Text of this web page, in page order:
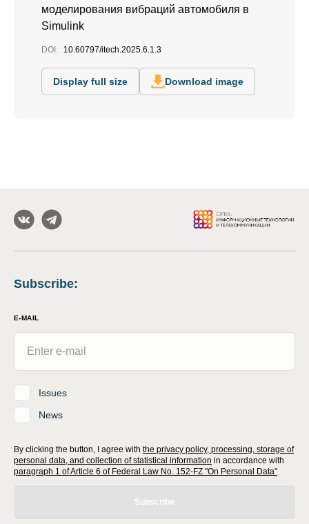
моделирования вибраций автомобиля в
Simulink
DOI: 10.60797/itech.2025.6.1.3
Display full size Download image
Subscribe:
E-MAIL
Issues
News
By clicking the button, I agree with the privacy policy, processing, storage of
personal data, and collection of statistical information in accordance with
paragraph 1 of Article 6 of Federal Law No. 152-FZ "On Personal Data"
Subscribe